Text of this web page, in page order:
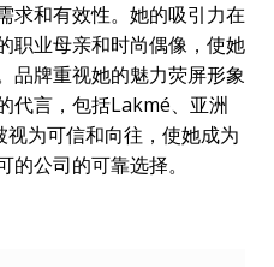
求和有效性。她的吸引力在
职业母亲和时尚偶像，使她
品牌重视她的魅力荧屏形象
代言，包括Lakmé、亚洲
为可信和向往，使她成为
公司的可靠选择。